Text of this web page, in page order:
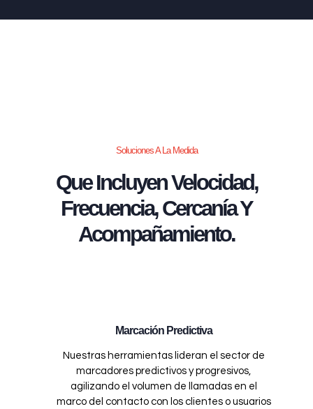
Soluciones A La Medida
Que Incluyen Velocidad,
Frecuencia, Cercanía Y
Acompañamiento.
Marcación Predictiva
Nuestras herramientas lideran el sector de
marcadores predictivos y progresivos,
agilizando el volumen de llamadas en el
marco del contacto con los clientes o usuarios